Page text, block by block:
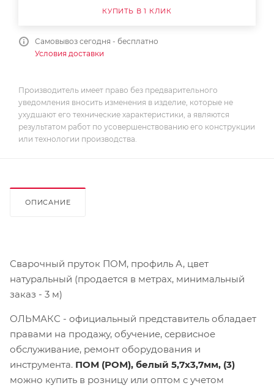
КУПИТЬ В 1 КЛИК
Самовывоз сегодня - бесплатно
Условия доставки
Производитель имеет право без предварительного
уведомления вносить изменения в изделие, которые не
ухудшают его технические характеристики, а являются
результатом работ по усовершенствованию его конструкции
или технологии производства.
ОПИСАНИЕ
Сварочный пруток ПОМ, профиль А, цвет
натуральный (продается в метрах, минимальный
заказ - 3 м)
ОЛЬМАКС - официальный представитель обладает
правами на продажу, обучение, сервисное
обслуживание, ремонт оборудования и
инструмента. ПОМ (РОМ), белый 5,7х3,7мм, (3)
можно купить в розницу или оптом с учетом